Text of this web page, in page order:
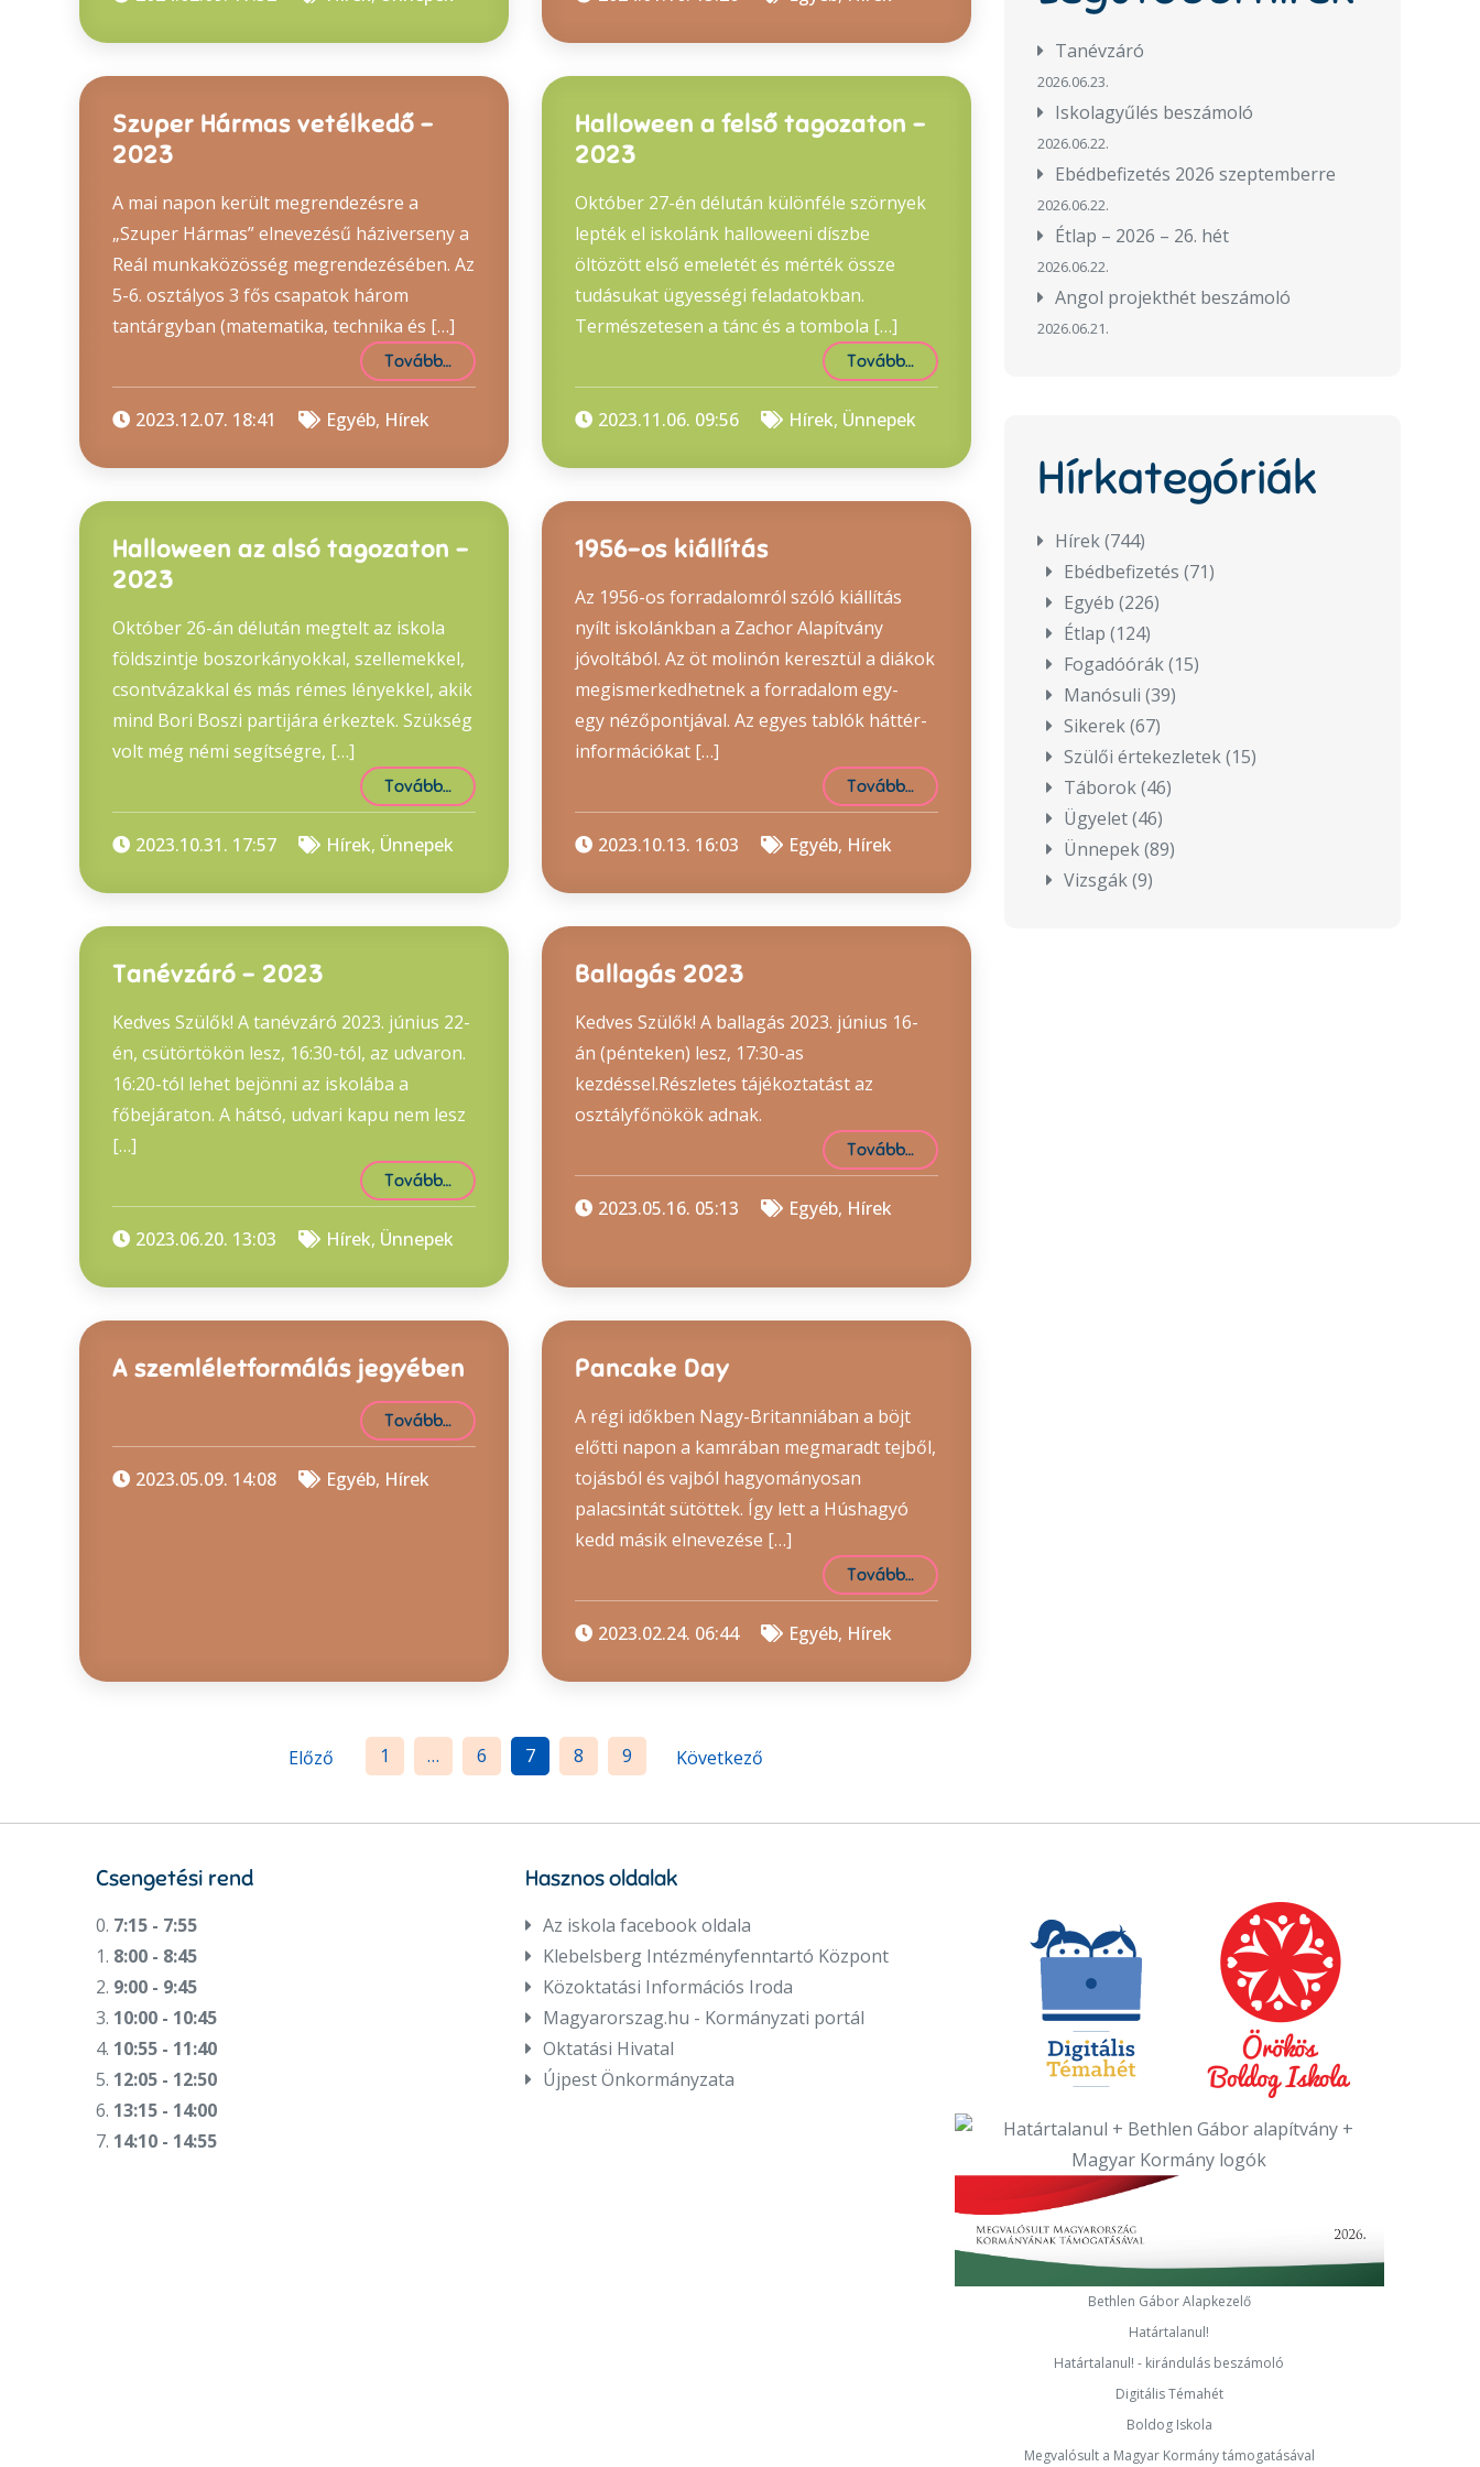
Szuper Hármas vetélkedő –
2023
A mai napon került megrendezésre a
„Szuper Hármas” elnevezésű háziverseny a
Reál munkaközösség megrendezésében. Az
5-6. osztályos 3 fős csapatok három
tantárgyban (matematika, technika és […]
Tovább…
2023.12.07. 18:41 Egyéb, Hírek
Halloween a felső tagozaton –
2023
Október 27-én délután különféle szörnyek
lepték el iskolánk halloweeni díszbe
öltözött első emeletét és mérték össze
tudásukat ügyességi feladatokban.
Természetesen a tánc és a tombola […]
Tovább…
2023.11.06. 09:56 Hírek, Ünnepek
Halloween az alsó tagozaton –
2023
Október 26-án délután megtelt az iskola
földszintje boszorkányokkal, szellemekkel,
csontvázakkal és más rémes lényekkel, akik
mind Bori Boszi partijára érkeztek. Szükség
volt még némi segítségre, […]
Tovább…
2023.10.31. 17:57 Hírek, Ünnepek
1956-os kiállítás
Az 1956-os forradalomról szóló kiállítás
nyílt iskolánkban a Zachor Alapítvány
jóvoltából. Az öt molinón keresztül a diákok
megismerkedhetnek a forradalom egy-
egy nézőpontjával. Az egyes tablók háttér-
információkat […]
Tovább…
2023.10.13. 16:03 Egyéb, Hírek
Tanévzáró – 2023
Kedves Szülők! A tanévzáró 2023. június 22-
én, csütörtökön lesz, 16:30-tól, az udvaron.
16:20-tól lehet bejönni az iskolába a
főbejáraton. A hátsó, udvari kapu nem lesz
[…]
Tovább…
2023.06.20. 13:03 Hírek, Ünnepek
Ballagás 2023
Kedves Szülők! A ballagás 2023. június 16-
án (pénteken) lesz, 17:30-as
kezdéssel.Részletes tájékoztatást az
osztályfőnökök adnak.
Tovább…
2023.05.16. 05:13 Egyéb, Hírek
A szemléletformálás jegyében
Tovább…
2023.05.09. 14:08 Egyéb, Hírek
Pancake Day
A régi időkben Nagy-Britanniában a böjt
előtti napon a kamrában megmaradt tejből,
tojásból és vajból hagyományosan
palacsintát sütöttek. Így lett a Húshagyó
kedd másik elnevezése […]
Tovább…
2023.02.24. 06:44 Egyéb, Hírek
Bejegyzések
lapozása
Előző 1 … 6 7 8 9 Következő
Tanévzáró
2026.06.23.
Iskolagyűlés beszámoló
2026.06.22.
Ebédbefizetés 2026 szeptemberre
2026.06.22.
Étlap – 2026 – 26. hét
2026.06.22.
Angol projekthét beszámoló
2026.06.21.
Hírkategóriák
Hírek(744)
Ebédbefizetés (71)
Egyéb (226)
Étlap (124)
Fogadóórák(15)
Manósuli (39)
Sikerek(67)
Szülői értekezletek(15)
Táborok(46)
Ügyelet(46)
Ünnepek(89)
Vizsgák(9)
Csengetési rend
0. 7:15 - 7:55
1. 8:00 - 8:45
2. 9:00 - 9:45
3. 10:00 - 10:45
4. 10:55 - 11:40
5. 12:05 - 12:50
6. 13:15 - 14:00
7. 14:10 - 14:55
Hasznos oldalak
Az iskola facebook oldala
Klebelsberg Intézményfenntartó Központ
Közoktatási Információs Iroda
Magyarorszag.hu - Kormányzati portál
Oktatási Hivatal
Újpest Önkormányzata
Bethlen Gábor Alapkezelő
Határtalanul!
Határtalanul! - kirándulás beszámoló
Digitális Témahét
Boldog Iskola
Megvalósult a Magyar Kormány támogatásával